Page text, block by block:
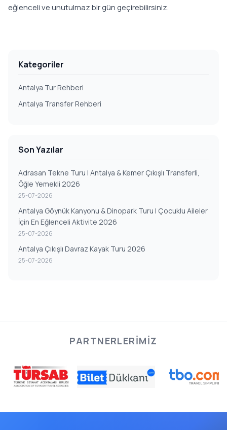
eğlenceli ve unutulmaz bir gün geçirebilirsiniz.
Kategoriler
Antalya Tur Rehberi
Antalya Transfer Rehberi
Son Yazılar
Adrasan Tekne Turu | Antalya & Kemer Çıkışlı Transferli,
Öğle Yemekli 2026
25-07-2026
Antalya Göynük Kanyonu & Dinopark Turu | Çocuklu Aileler
İçin En Eğlenceli Aktivite 2026
25-07-2026
Antalya Çıkışlı Davraz Kayak Turu 2026
25-07-2026
PARTNERLERIMIZ